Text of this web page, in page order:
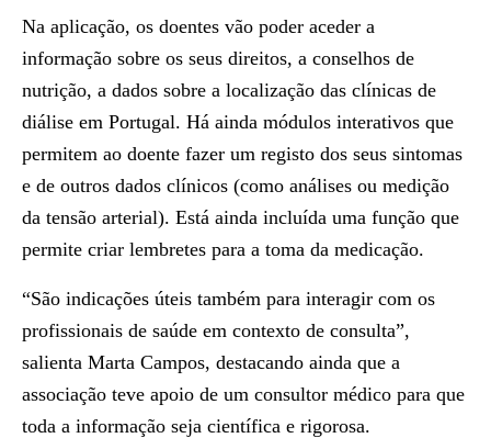
Na aplicação, os doentes vão poder aceder a
informação sobre os seus direitos, a conselhos de
nutrição, a dados sobre a localização das clínicas de
diálise em Portugal. Há ainda módulos interativos que
permitem ao doente fazer um registo dos seus sintomas
e de outros dados clínicos (como análises ou medição
da tensão arterial). Está ainda incluída uma função que
permite criar lembretes para a toma da medicação.
“São indicações úteis também para interagir com os
profissionais de saúde em contexto de consulta”,
salienta Marta Campos, destacando ainda que a
associação teve apoio de um consultor médico para que
toda a informação seja científica e rigorosa.